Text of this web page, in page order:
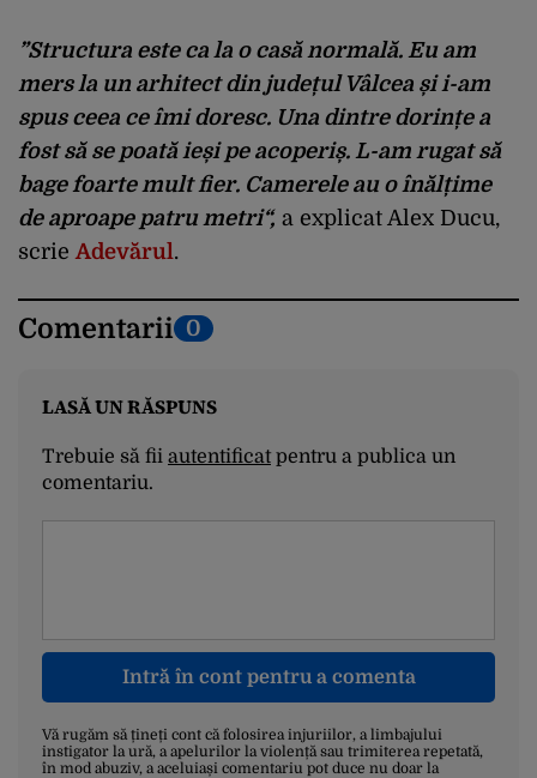
”Structura este ca la o casă normală. Eu am
mers la un arhitect din județul Vâlcea și i-am
spus ceea ce îmi doresc. Una dintre dorințe a
fost să se poată ieși pe acoperiș. L-am rugat să
bage foarte mult fier. Camerele au o înălțime
de aproape patru metri“, a explicat Alex Ducu,
scrie Adevărul.
Comentarii 0
LASĂ UN RĂSPUNS
Trebuie să fii autentificatpentru a publica un
comentariu.
Intră în cont pentru a comenta
Vă rugăm să țineți cont că folosirea injuriilor, a limbajului
instigator la ură, a apelurilor la violență sau trimiterea repetată,
în mod abuziv, a aceluiași comentariu pot duce nu doar la